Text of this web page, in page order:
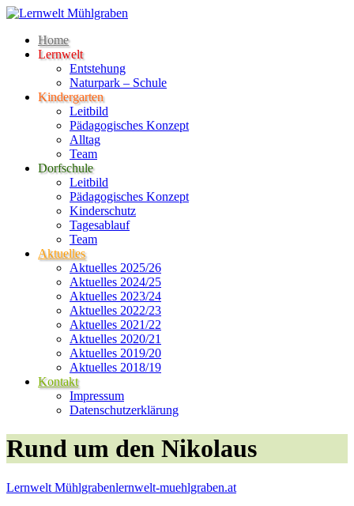
Home
Lernwelt
Entstehung
Naturpark – Schule
Kindergarten
Leitbild
Pädagogisches Konzept
Alltag
Team
Dorfschule
Leitbild
Pädagogisches Konzept
Kinderschutz
Tagesablauf
Team
Aktuelles
Aktuelles 2025/26
Aktuelles 2024/25
Aktuelles 2023/24
Aktuelles 2022/23
Aktuelles 2021/22
Aktuelles 2020/21
Aktuelles 2019/20
Aktuelles 2018/19
Kontakt
Impressum
Datenschutzerklärung
Rund um den Nikolaus
Lernwelt Mühlgrabenlernwelt-muehlgraben.at